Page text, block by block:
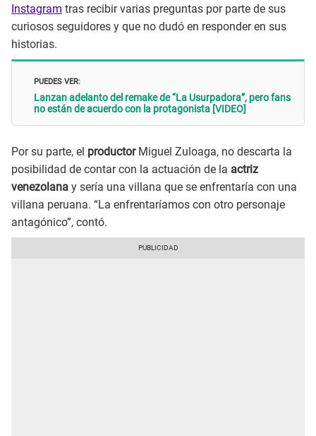
Instagram tras recibir varias preguntas por parte de sus
curiosos seguidores y que no dudó en responder en sus
historias.
PUEDES VER:
Lanzan adelanto del remake de “La Usurpadora”, pero fans
no están de acuerdo con la protagonista [VIDEO]
Por su parte, el productor Miguel Zuloaga, no descarta la
posibilidad de contar con la actuación de la actriz
venezolana y sería una villana que se enfrentaría con una
villana peruana. “La enfrentaríamos con otro personaje
antagónico”, contó.